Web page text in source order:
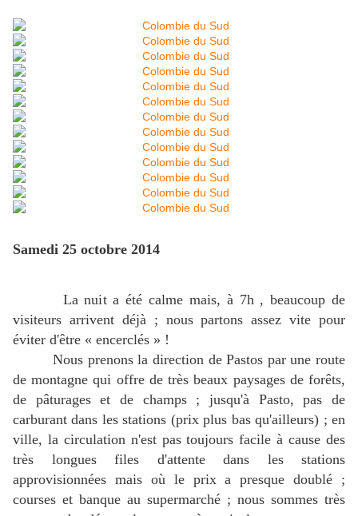
Samedi 25 octobre 2014
La nuit a été calme mais, à 7h , beaucoup de
visiteurs arrivent déjà ; nous partons assez vite pour
éviter d'être « encerclés » !
Nous prenons la direction de Pastos par une route
de montagne qui offre de très beaux paysages de forêts,
de pâturages et de champs ; jusqu'à Pasto, pas de
carburant dans les stations (prix plus bas qu'ailleurs) ; en
ville, la circulation n'est pas toujours facile à cause des
très longues files d'attente dans les stations
approvisionnées mais où le prix a presque doublé ;
courses et banque au supermarché ; nous sommes très